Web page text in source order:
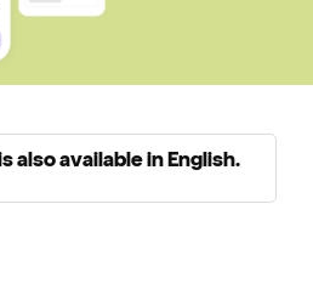
also available in English.